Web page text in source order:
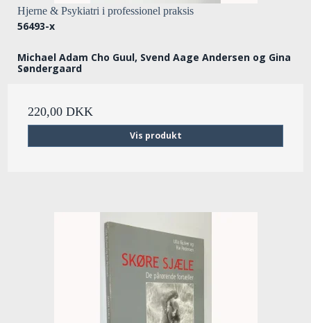
Hjerne & Psykiatri i professionel praksis
56493-x
Michael Adam Cho Guul, Svend Aage Andersen og Gina
Søndergaard
220,00 DKK
Vis produkt